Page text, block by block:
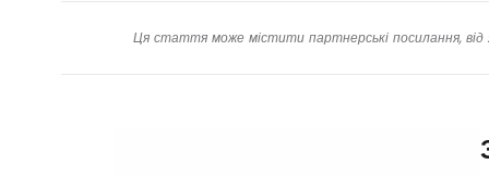
Ця стаття може містити партнерські посилання,